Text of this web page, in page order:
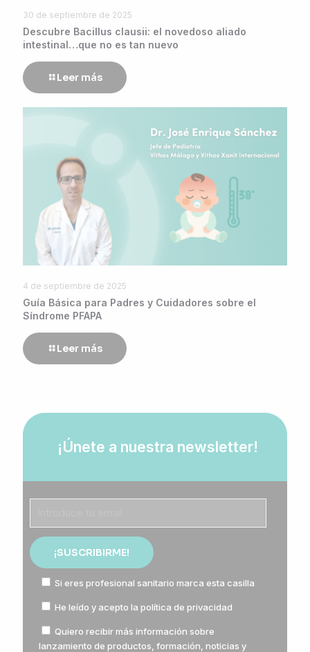
30 de septiembre de 2025
Descubre Bacillus clausii: el novedoso aliado
intestinal…que no es tan nuevo
Leer más
4 de septiembre de 2025
Guía Básica para Padres y Cuidadores sobre el
Síndrome PFAPA
Leer más
¡Únete a nuestra newsletter!
Si eres profesional sanitario marca esta casilla
He leído y acepto la política de privacidad
Quiero recibir más información sobre
lanzamiento de productos, formación, noticias y